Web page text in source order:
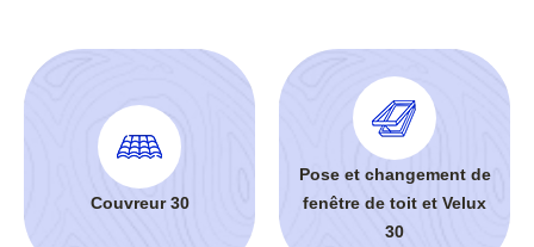
Couvreur 30
Pose et changement de
fenêtre de toit et Velux
30